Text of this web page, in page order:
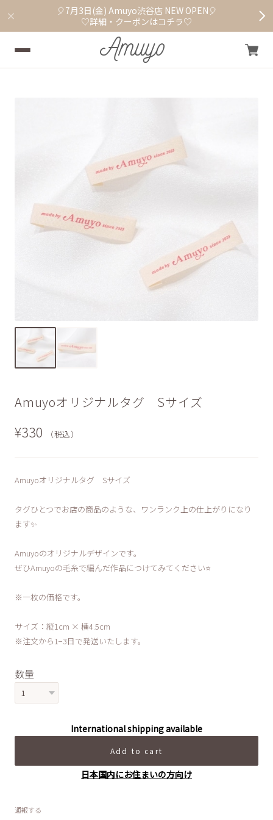
🎈7月3日(金) Amuyo渋谷店 NEW OPEN🎈
♡詳細・クーポンはコチラ♡
Amuyoオリジナルタグ Sサイズ
¥330 （税込）
Amuyoオリジナルタグ Sサイズ
タグひとつでお店の商品のような、ワンランク上の仕上がりになり
ます✨
Amuyoのオリジナルデザインです。
ぜひAmuyoの毛糸で編んだ作品につけてみてください⭐️
※一枚の価格です。
サイズ：縦1cm × 横4.5cm
※注文から1−3日で発送いたします。
数量
International shipping available
Add to cart
日本国内にお住まいの方向け
通報する